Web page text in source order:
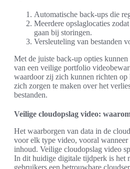
Automatische back-ups die
Meerdere opslaglocaties
gaan bij storingen.
Versleuteling van bestanden
Met de juiste back-up opties
van een veilige portfolio
waardoor zij zich kunnen richten op
zich zorgen te maken over het
bestanden.
Veilige cloudopslag video:
Het waarborgen van data in de
voor elk type video, vooral wanneer
inhoud. Veilige cloudopslag video
In dit huidige digitale tijdperk is het
gebruikers een betrouwbare